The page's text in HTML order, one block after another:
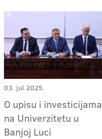
03. jul 2025.
O upisu i investicijama
na Univerzitetu u
Banjoj Luci